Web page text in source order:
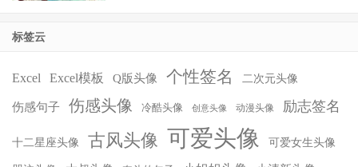
标签云
Excel Excel模板 Q版头像 个性签名 二次元头像
伤感句子 伤感头像 冷酷头像 创意头像 动漫头像 励志签名
十二星座头像 古风头像 可爱头像 可爱女生头像